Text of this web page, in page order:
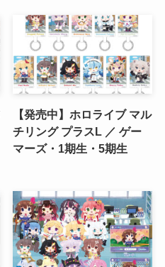
【発売中】ホロライブ マル
チリング プラスL ／ ゲー
マーズ・1期生・5期生